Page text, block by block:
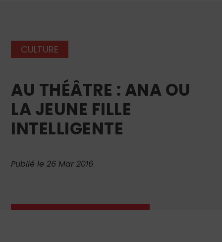
CULTURE
AU THÉÂTRE : ANA OU
LA JEUNE FILLE
INTELLIGENTE
Publié le 26 Mar 2016